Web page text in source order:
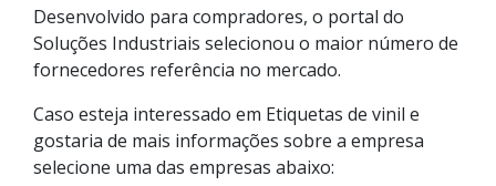
Desenvolvido para compradores, o portal do
Soluções Industriais selecionou o maior número de
fornecedores referência no mercado.
Caso esteja interessado em Etiquetas de vinil e
gostaria de mais informações sobre a empresa
selecione uma das empresas abaixo: